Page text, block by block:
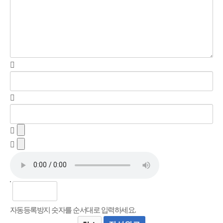
자동등록방지 숫자를 순서대로 입력하세요.